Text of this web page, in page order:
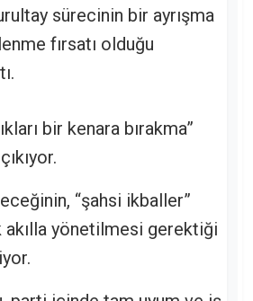
sürecinin bir ayrışma
fırsatı olduğu
bir kenara bırakma”
“şahsi ikballer”
yönetilmesi gerektiği